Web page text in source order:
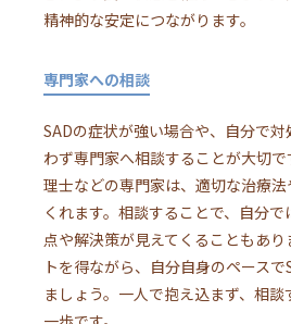
精神的な安定につながります。
専門家への相談
SADの症状が強い場合や、自分で
わず専門家へ相談することが大切
理士などの専門家は、適切な治療
くれます。相談することで、自分
点や解決策が見えてくることもあ
トを得ながら、自分自身のペース
ましょう。一人で抱え込まず、相